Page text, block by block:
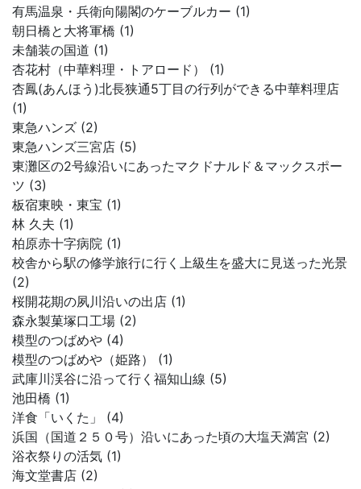
有馬温泉・兵衛向陽閣のケーブルカー (1)
朝日橋と大将軍橋 (1)
未舗装の国道 (1)
杏花村（中華料理・トアロード） (1)
杏鳳(あんほう)北長狭通5丁目の行列ができる中華料理店
(1)
東急ハンズ (2)
東急ハンズ三宮店 (5)
東灘区の2号線沿いにあったマクドナルド＆マックスポー
ツ (3)
板宿東映・東宝 (1)
林 久夫 (1)
柏原赤十字病院 (1)
校舎から駅の修学旅行に行く上級生を盛大に見送った光景
(2)
桜開花期の夙川沿いの出店 (1)
森永製菓塚口工場 (2)
模型のつばめや (4)
模型のつばめや（姫路） (1)
武庫川渓谷に沿って行く福知山線 (5)
池田橋 (1)
洋食「いくた」 (4)
浜国（国道２５０号）沿いにあった頃の大塩天満宮 (2)
浴衣祭りの活気 (1)
海文堂書店 (2)